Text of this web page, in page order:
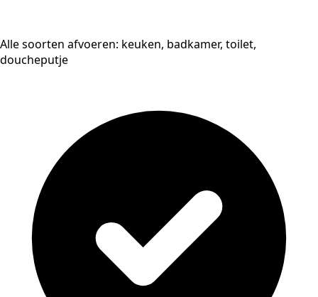
Alle soorten afvoeren: keuken, badkamer, toilet,
doucheputje